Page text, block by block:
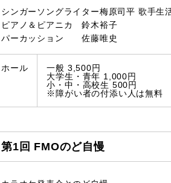
シンガーソングライター梅原司平 歌手生
ピアノ＆ピアニカ 鈴木裕子
パーカッション 佐藤唯史
ホール
一般 3,500円
大学生・青年 1,000円
小・中・高校生 500円
※障がい者の付添い人は無料
第1回 FMOのど自慢